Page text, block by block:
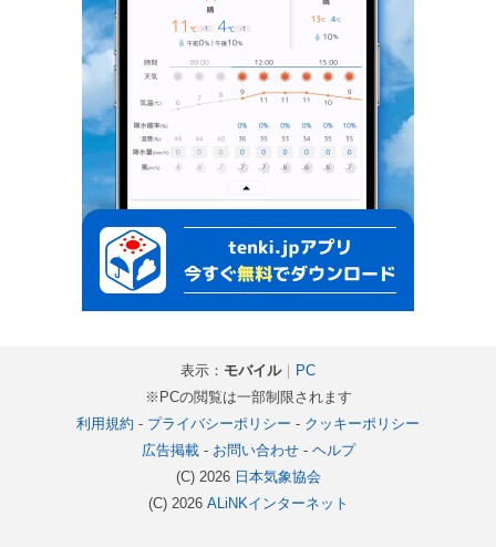
表示： モバイル｜ PC
※PCの閲覧は一部制限されます
利用規約 - プライバシーポリシー - クッキーポリシー
広告掲載- お問い合わせ- ヘルプ
(C) 2026 日本気象協会
(C) 2026 ALiNKインターネット